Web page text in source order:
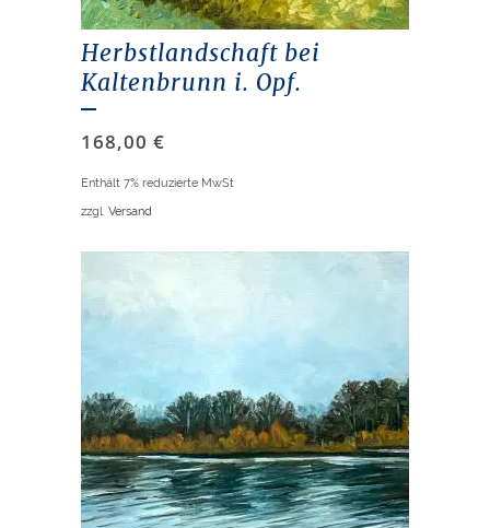
Herbstlandschaft bei
Kaltenbrunn i. Opf.
168,00 €
Enthält 7% reduzierte MwSt
zzgl. Versand